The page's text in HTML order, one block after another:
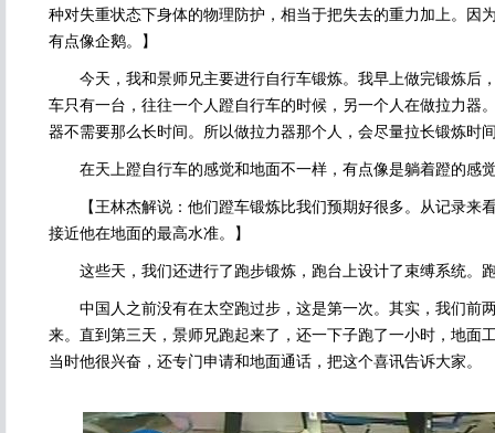
种对失重状态下身体的物理防护，相当于把失去的重力加上。因
有点像企鹅。】
今天，我和景师兄主要进行自行车锻炼。我早上做完锻炼后
车只有一台，往往一个人蹬自行车的时候，另一个人在做拉力器
器不需要那么长时间。所以做拉力器那个人，会尽量拉长锻炼时
在天上蹬自行车的感觉和地面不一样，有点像是躺着蹬的感
【王林杰解说：他们蹬车锻炼比我们预期好很多。从记录来
接近他在地面的最高水准。】
这些天，我们还进行了跑步锻炼，跑台上设计了束缚系统。
中国人之前没有在太空跑过步，这是第一次。其实，我们前
来。直到第三天，景师兄跑起来了，还一下子跑了一小时，地面
当时他很兴奋，还专门申请和地面通话，把这个喜讯告诉大家。